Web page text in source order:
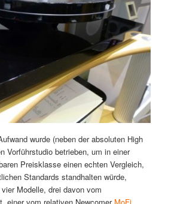
wurde (neben der absoluten High
Vorführstudio betrieben, um in einer
Preisklasse einen echten Vergleich,
Standards standhalten würde,
Modelle, drei davon vom